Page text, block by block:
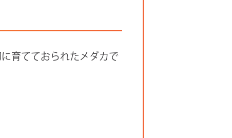
育てておられたメダカで